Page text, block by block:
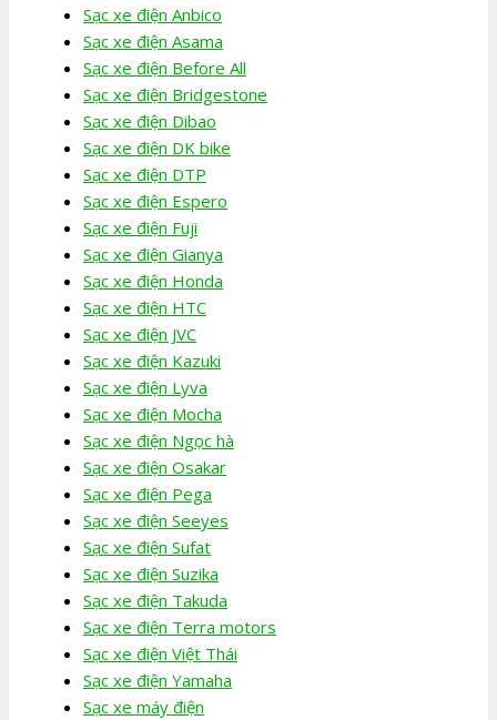
Sạc xe điện Anbico
Sạc xe điện Asama
Sạc xe điện Before All
Sạc xe điện Bridgestone
Sạc xe điện Dibao
Sạc xe điện DK bike
Sạc xe điện DTP
Sạc xe điện Espero
Sạc xe điện Fuji
Sạc xe điện Gianya
Sạc xe điện Honda
Sạc xe điện HTC
Sạc xe điện JVC
Sạc xe điện Kazuki
Sạc xe điện Lyva
Sạc xe điện Mocha
Sạc xe điện Ngọc hà
Sạc xe điện Osakar
Sạc xe điện Pega
Sạc xe điện Seeyes
Sạc xe điện Sufat
Sạc xe điện Suzika
Sạc xe điện Takuda
Sạc xe điện Terra motors
Sạc xe điện Việt Thái
Sạc xe điện Yamaha
Sạc xe máy điện